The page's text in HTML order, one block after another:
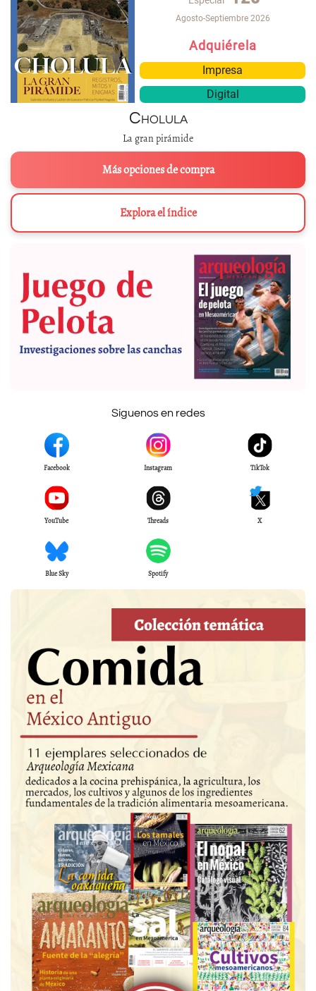
Agosto-Septiembre 2026
Adquiérela
Impresa
Digital
Cholula
La gran pirámide
Más opciones de compra
Explora el índice
Síguenos en redes
Facebook Instagram TikTok
YouTube Threads X
Blue Sky Spotify